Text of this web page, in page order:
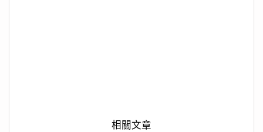
相關文章